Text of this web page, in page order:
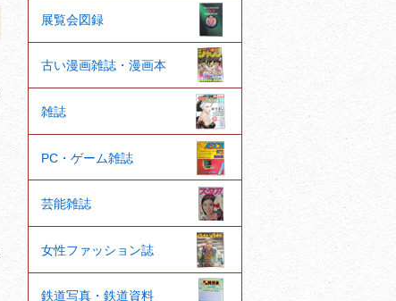
展覧会図録
古い漫画雑誌・漫画本
雑誌
PC・ゲーム雑誌
芸能雑誌
女性ファッション誌
鉄道写真・鉄道資料